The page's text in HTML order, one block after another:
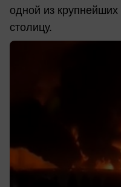
одной из
столицу.